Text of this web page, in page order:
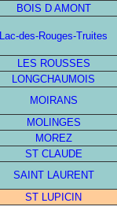
BOIS D AMONT
Lac-des-Rouges-Truites
LES ROUSSES
LONGCHAUMOIS
MOIRANS
MOLINGES
MOREZ
ST CLAUDE
SAINT LAURENT
ST LUPICIN